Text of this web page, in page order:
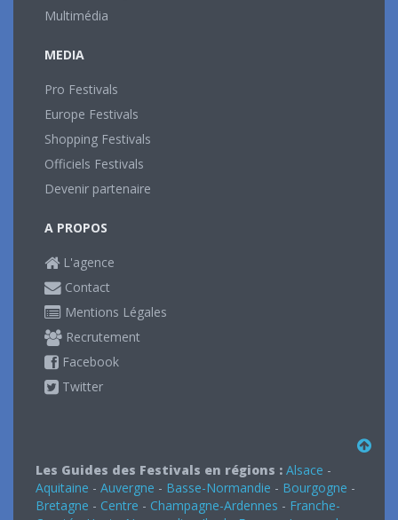
Multimédia
MEDIA
Pro Festivals
Europe Festivals
Shopping Festivals
Officiels Festivals
Devenir partenaire
A PROPOS
L'agence
Contact
Mentions Légales
Recrutement
Facebook
Twitter
Les Guides des Festivals en régions : Alsace -
Aquitaine - Auvergne - Basse-Normandie - Bourgogne -
Bretagne - Centre - Champagne-Ardennes - Franche-